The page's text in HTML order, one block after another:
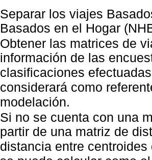
Separar los viajes
Basados en el Hogar
Obtener las matrices de
información de las
clasificaciones
considerará como
modelación.
Si no se cuenta con una
partir de una matriz de
distancia entre